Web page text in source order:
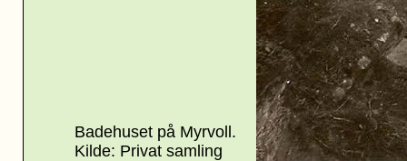
Badehuset på Myrvoll.
Kilde: Privat samling